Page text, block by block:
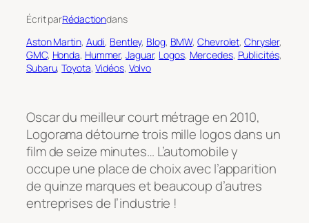
Écrit parRédactiondans
Aston Martin, Audi, Bentley, Blog, BMW, Chevrolet, Chrysler
GMC, Honda, Hummer, Jaguar, Logos, Mercedes, Publicités
Subaru, Toyota, Vidéos, Volvo
Oscar du meilleur court métrage en 2010,
Logorama détourne trois mille logos dans un
film de seize minutes… L’automobile y
occupe une place de choix avec l’apparition
de quinze marques et beaucoup d’autres
entreprises de l’industrie !